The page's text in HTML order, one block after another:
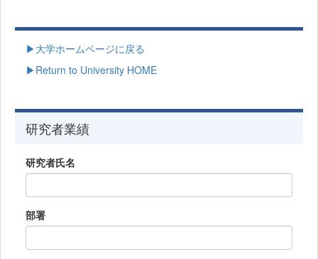
▶大学ホームページに戻る
▶Return to University HOME
研究者業績
研究者氏名
部署